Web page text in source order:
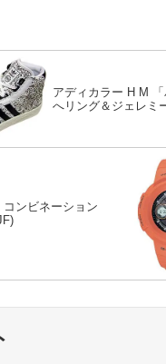
アディカラー H M
へリング＆ジェレミ
ンビネーション